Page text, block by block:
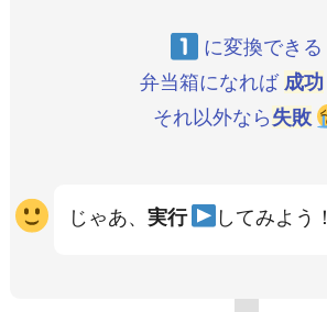
に変換できる
弁当箱になれば 成功
それ以外なら失敗
じゃあ、実行 してみよう！